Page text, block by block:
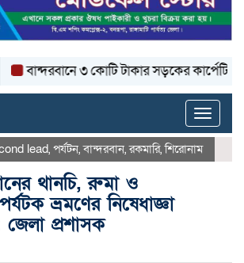
বান্দরবানে ৩ কোটি টাকার সড়কের কার্পেটিং উঠে
Toggle
lead, পর্যটন,বান্দরবান,রকমারি,শিরোনাম
থানচি, রুমা ও
ভ্রমণের নিষেধাজ্ঞা
জেলা প্রশাসক